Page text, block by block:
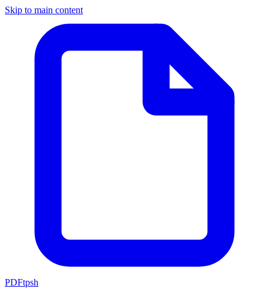
Skip to main content
PDFtpsh